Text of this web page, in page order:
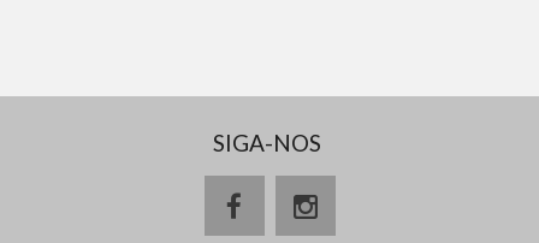
SIGA-NOS